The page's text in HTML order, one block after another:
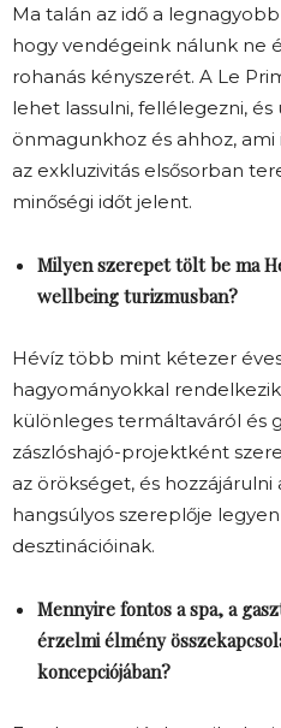
Ma talán az idő a
hogy vendégeink nálunk ne
rohanás kényszerét. A Le
lehet lassulni, fellélegezni, és
önmagunkhoz és ahhoz, ami
az exkluzivitás elsősorban
minőségi időt jelent.
Milyen szerepet tölt be ma
wellbeing turizmusban?
Hévíz több mint kétezer
hagyományokkal
különleges termáltaváról és
zászlóshajó-projektként
az örökséget, és
hangsúlyos szereplője
desztinációinak.
Mennyire fontos a spa, a
érzelmi élmény
koncepciójában?